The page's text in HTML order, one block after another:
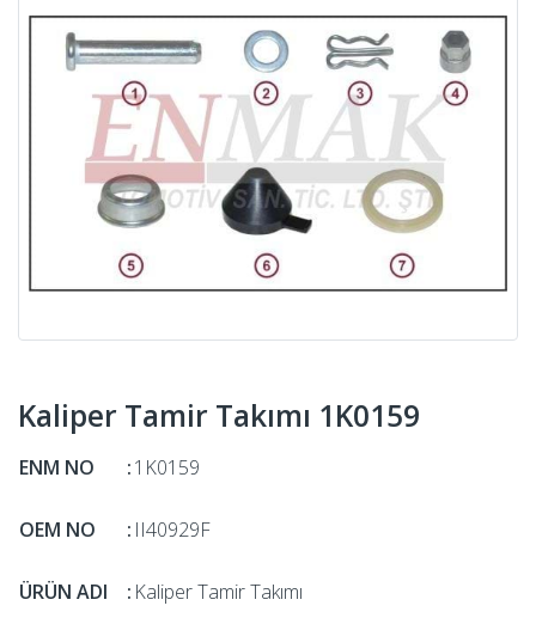
Kaliper Tamir Takımı 1K0159
ENM NO :1K0159
OEM NO : II40929F
ÜRÜN ADI : Kaliper Tamir Takımı